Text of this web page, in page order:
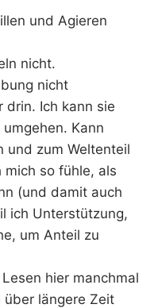
und Agieren
nicht.
nicht
drin. Ich kann sie
Kann
und zum Weltenteil
mich so fühle, als
(und damit auch
ich Unterstützung,
um Anteil zu
hier manchmal
über längere Zeit